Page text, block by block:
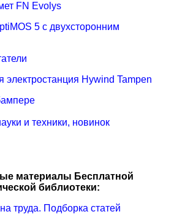
FN Evolys
5 с двухсторонним
электростанция Hywind Tampen
и техники, новинок
материалы Бесплатной
библиотеки:
труда. Подборка статей